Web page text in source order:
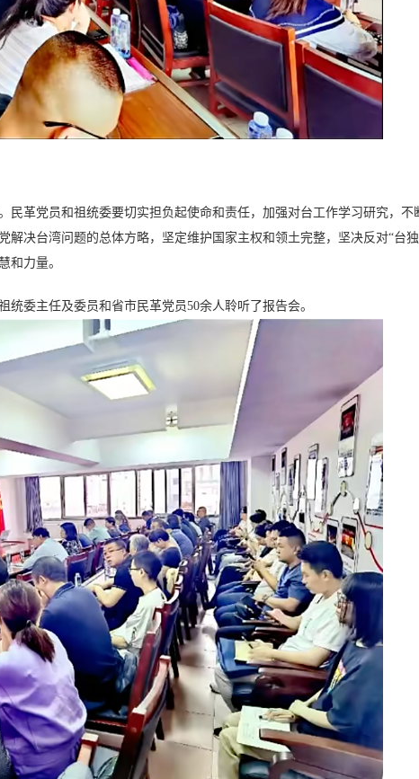
民革党员和祖统委要切实担负起使命和责任，加强对台工作学习研究，不
解决台湾问题的总体方略，坚定维护国家主权和领土完整，坚决反对“台
和力量。
委主任及委员和省市民革党员50余人聆听了报告会。